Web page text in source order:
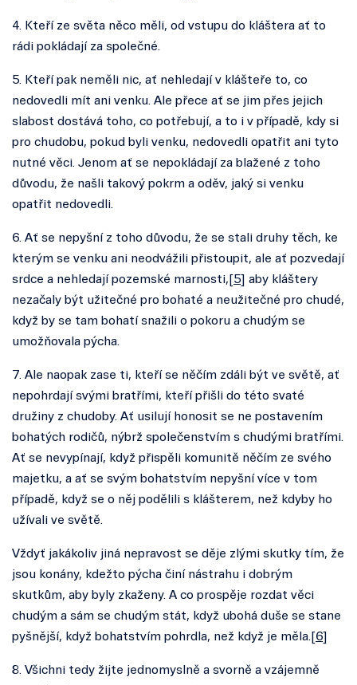
4. Kteří ze světa něco měli, od vstupu do kláštera ať to
rádi pokládají za společné.
5. Kteří pak neměli nic, ať nehledají v klášteře to, co
nedovedli mít ani venku. Ale přece ať se jim přes jejich
slabost dostává toho, co potřebují, a to i v případě, kdy si
pro chudobu, pokud byli venku, nedovedli opatřit ani tyto
nutné věci. Jenom ať se nepokládají za blažené z toho
důvodu, že našli takový pokrm a oděv, jaký si venku
opatřit nedovedli.
6. Ať se nepyšní z toho důvodu, že se stali druhy těch, ke
kterým se venku ani neodvážili přistoupit, ale ať pozvedají
srdce a nehledají pozemské marnosti,[ 5 ] aby kláštery
nezačaly být užitečné pro bohaté a neužitečné pro chudé,
když by se tam bohatí snažili o pokoru a chudým se
umožňovala pýcha.
7. Ale naopak zase ti, kteří se něčím zdáli být ve světě, ať
nepohrdají svými bratřími, kteří přišli do této svaté
družiny z chudoby. Ať usilují honosit se ne postavením
bohatých rodičů, nýbrž společenstvím s chudými bratřími.
Ať se nevypínají, když přispěli komunitě něčím ze svého
majetku, a ať se svým bohatstvím nepyšní více v tom
případě, když se o něj podělili s klášterem, než kdyby ho
užívali ve světě.
Vždyť jakákoliv jiná nepravost se děje zlými skutky tím, že
jsou konány, kdežto pýcha činí nástrahu i dobrým
skutkům, aby byly zkaženy. A co prospěje rozdat věci
chudým a sám se chudým stát, když ubohá duše se stane
pyšnější, když bohatstvím pohrdla, než když je měla.[ 6
8. Všichni tedy žijte jednomyslně a svorně a vzájemně